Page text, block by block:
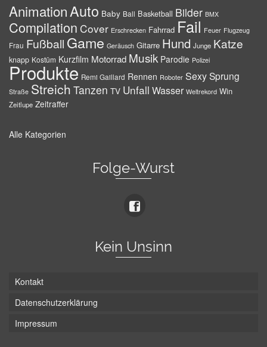
AnimationAuto Baby Ball Basketball Bilder BMX
Compilation Cover Erschrecken Fahrrad Fail Feuer Flugzeug
Frau Fußball Game Geräusch Gitarre Hund Junge Katze
knapp Kostüm Kurzfilm Motorrad Musik Parodie Polizei
Produkte Remi Gaillard Rennen Roboter SexySprung
Straße Streich Tanzen TV Unfall Wasser Weltrekord Win
Zeitlupe Zeitraffer
Alle Kategorien
Folge-Wurst
Kein Unsinn
Kontakt
Datenschutzerklärung
Impressum